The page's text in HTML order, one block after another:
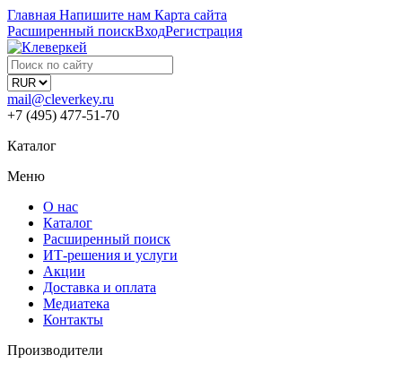
Главная Напишите нам Карта сайта
Расширенный поискВходРегистрация
mail@cleverkey.ru
+7 (495) 477-51-70
Каталог
Меню
О нас
Каталог
Расширенный поиск
ИТ-решения и услуги
Акции
Доставка и оплата
Медиатека
Контакты
Производители